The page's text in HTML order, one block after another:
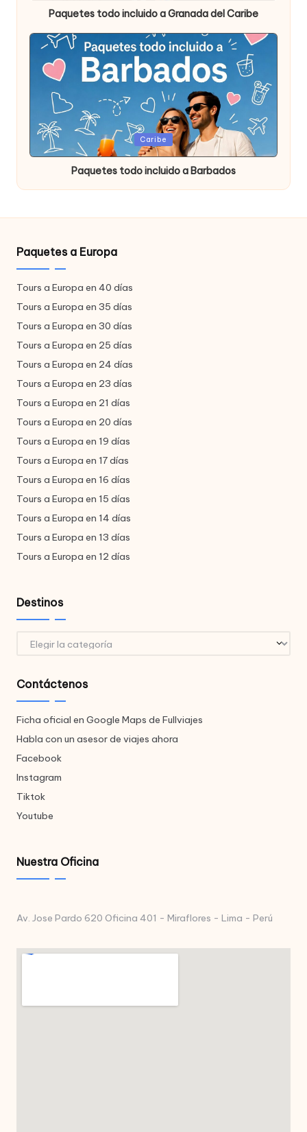
Paquetes todo incluido a Granada del Caribe
Publicada
en
Caribe
Paquetes todo incluido a Barbados
Paquetes a Europa
Tours a Europa en 40 días
Tours a Europa en 35 días
Tours a Europa en 30 días
Tours a Europa en 25 días
Tours a Europa en 24 días
Tours a Europa en 23 días
Tours a Europa en 21 días
Tours a Europa en 20 días
Tours a Europa en 19 días
Tours a Europa en 17 días
Tours a Europa en 16 días
Tours a Europa en 15 días
Tours a Europa en 14 días
Tours a Europa en 13 días
Tours a Europa en 12 días
Destinos
Destinos
Contáctenos
Ficha oficial en Google Maps de Fullviajes
Habla con un asesor de viajes ahora
Facebook
Instagram
Tiktok
Youtube
Nuestra Oficina
Av. Jose Pardo 620 Oficina 401 - Miraflores - Lima - Perú